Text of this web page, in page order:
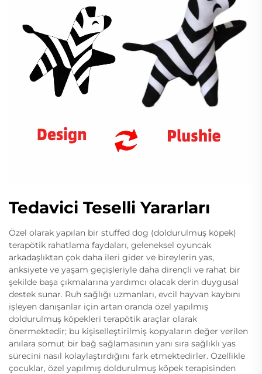
Tedavici Teselli Yararları
Özel olarak yapılan bir stuffed dog (doldurulmuş köpek)
terapötik rahatlama faydaları, geleneksel oyuncak
arkadaşlıktan çok daha ileri gider ve bireylerin yas,
anksiyete ve yaşam geçişleriyle daha dirençli ve rahat bir
şekilde başa çıkmalarına yardımcı olacak derin duygusal
destek sunar. Ruh sağlığı uzmanları, evcil hayvan kaybını
işleyen danışanlar için artan oranda özel yapılmış
doldurulmuş köpekleri terapötik araçlar olarak
önermektedir; bu kişiselleştirilmiş kopyaların değer verilen
anılara somut bir bağ sağlamasının yanı sıra sağlıklı yas
sürecini nasıl kolaylaştırdığını fark etmektedirler. Özellikle
çocuklar, özel yapılmış doldurulmuş köpek terapisinden